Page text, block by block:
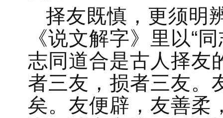
择友既慎，更须明
《说文解字》里以“
志同道合是古人择友
者三友，损者三友。
矣。友便辟，友善柔